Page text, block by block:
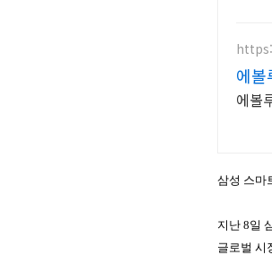
에볼
에볼
삼성 스마
지난 8일
글로벌 시